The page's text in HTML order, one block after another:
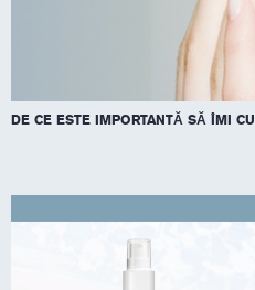
DE CE ESTE IMPORTANTĂ SĂ ÎMI